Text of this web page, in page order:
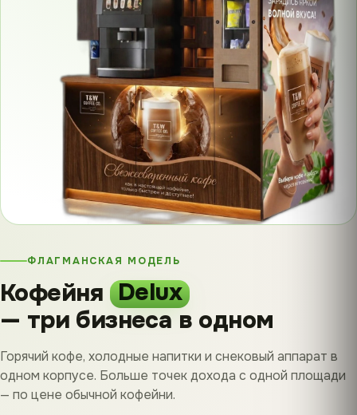
ФЛАГМАНСКАЯ МОДЕЛЬ
Кофейня Delux
— три бизнеса в одном
Горячий кофе, холодные напитки и снековый аппарат в
одном корпусе. Больше точек дохода с одной площади
— по цене обычной кофейни.